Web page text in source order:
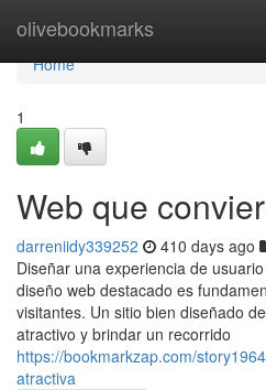
olivebookmarks
Home
Home
1
Web que
darreniidy339252 410 days ago
Diseñar una experiencia de
diseño web destacado es
visitantes. Un sitio bien diseñado
atractivo y brindar un recorrido
https://bookmarkzap.com/
atractiva